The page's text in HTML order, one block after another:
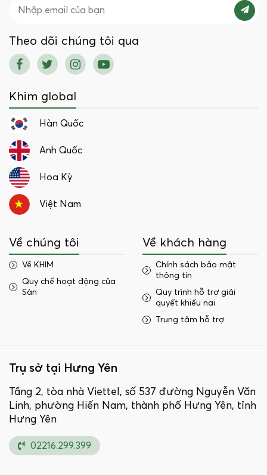
Theo dõi chúng tôi qua
Khim global
Hàn Quốc
Anh Quốc
Hoa Kỳ
Việt Nam
Về chúng tôi
Về KHIM
Quy chế hoạt động của
Sàn
Về khách hàng
Chính sách bảo mật
thông tin
Quy trình hỗ trợ giải
quyết khiếu nại
Trung tâm hỗ trợ
Trụ sở tại Hưng Yên
Tầng 2, tòa nhà Viettel, số 537 đường Nguyễn Văn
Linh, phường Hiến Nam, thành phố Hưng Yên, tỉnh
Hưng Yên
02216.299.399